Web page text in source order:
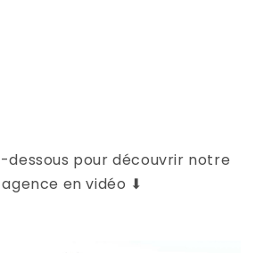
dessous pour découvrir notre
agence en vidéo ⬇︎